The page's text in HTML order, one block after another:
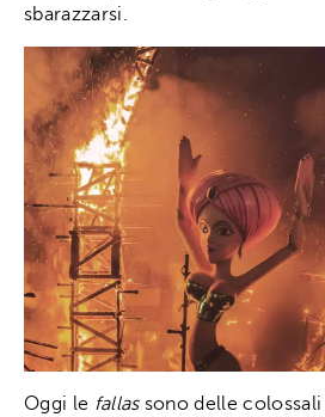
sbarazzarsi.
Oggi le fallassono delle